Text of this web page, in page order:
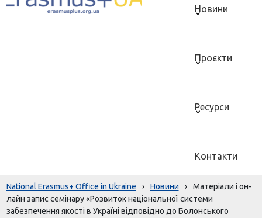
Новини
Проєкти
Ресурси
Контакти
National Erasmus+ Office in Ukraine › Новини ›
Матеріали і он-
лайн запис семінару «Розвиток національної системи
забезпечення якості в Україні відповідно до Болонського